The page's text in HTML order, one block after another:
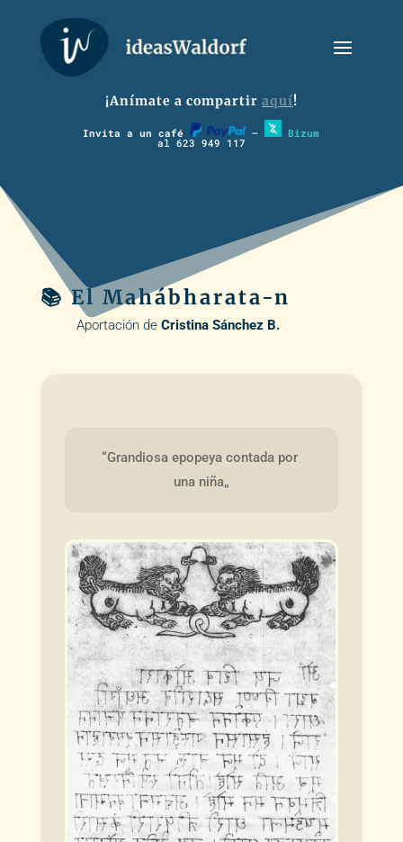
¡Anímate a compartir aquí!
Invita a un café – Bizum
al 623 949 117
📚 El Mahábharata-n
Aportación de Cristina Sánchez B.
“Grandiosa epopeya contada por
una niña„